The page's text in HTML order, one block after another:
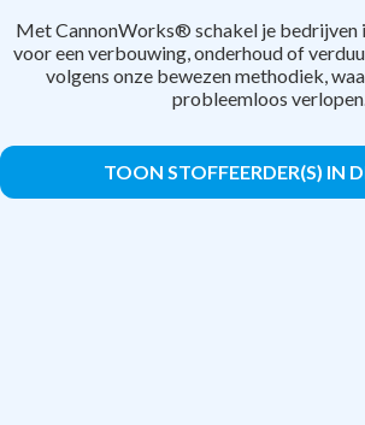
Met CannonWorks® schakel je bedrijven
voor een verbouwing, onderhoud of
volgens onze bewezen methodiek,
probleemloos
TOON STOFFEERDER(S) IN